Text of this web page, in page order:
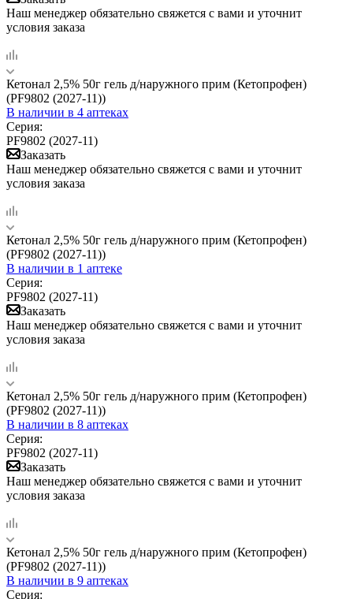
Наш менеджер обязательно свяжется с вами и уточнит
условия заказа
Кетонал 2,5% 50г гель д/наружного прим (Кетопрофен)
(PF9802 (2027-11))
В наличии в 4 аптеках
Серия:
PF9802 (2027-11)
Заказать
Наш менеджер обязательно свяжется с вами и уточнит
условия заказа
Кетонал 2,5% 50г гель д/наружного прим (Кетопрофен)
(PF9802 (2027-11))
В наличии в 1 аптеке
Серия:
PF9802 (2027-11)
Заказать
Наш менеджер обязательно свяжется с вами и уточнит
условия заказа
Кетонал 2,5% 50г гель д/наружного прим (Кетопрофен)
(PF9802 (2027-11))
В наличии в 8 аптеках
Серия:
PF9802 (2027-11)
Заказать
Наш менеджер обязательно свяжется с вами и уточнит
условия заказа
Кетонал 2,5% 50г гель д/наружного прим (Кетопрофен)
(PF9802 (2027-11))
В наличии в 9 аптеках
Серия: